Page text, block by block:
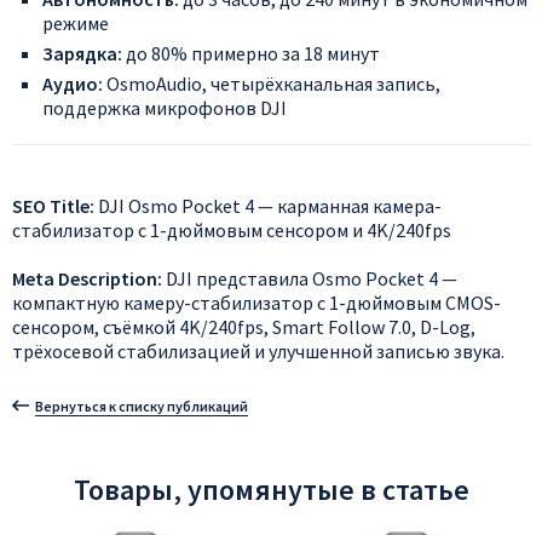
режиме
Зарядка: до 80% примерно за 18 минут
Аудио: OsmoAudio, четырёхканальная запись,
поддержка микрофонов DJI
SEO Title: DJI Osmo Pocket 4 — карманная камера-
стабилизатор с 1-дюймовым сенсором и 4K/240fps
Meta Description: DJI представила Osmo Pocket 4 —
компактную камеру-стабилизатор с 1-дюймовым CMOS-
сенсором, съёмкой 4K/240fps, Smart Follow 7.0, D-Log,
трёхосевой стабилизацией и улучшенной записью звука.
Вернуться к списку публикаций
Товары, упомянутые в статье